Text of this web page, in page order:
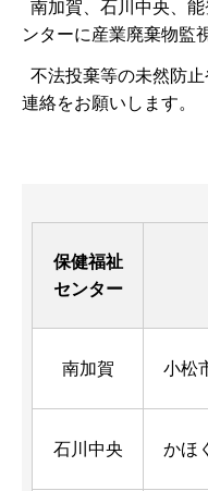
南加賀、石川中央、
ンターに産業廃棄物監
不法投棄等の未然防止
連絡をお願いします。
保健福祉
センター
南加賀 小松
石川中央 かほ